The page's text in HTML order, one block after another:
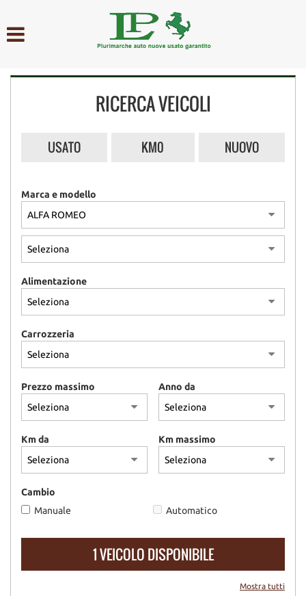
ACQUISTIAMO USATO
CONTATTI
RICERCA VEICOLI
USATO KM0 NUOVO
Marca e modello
Alimentazione
Carrozzeria
Prezzo massimo Anno da
Km da Km massimo
Cambio
Manuale
Automatico
1 VEICOLO DISPONIBILE
Mostra tutti